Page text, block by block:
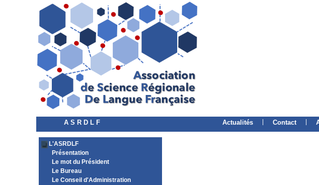
A S R D L F Actualités Contact
L'ASRDLF
Présentation
Le mot du Président
Le Bureau
Le Conseil d'Administration